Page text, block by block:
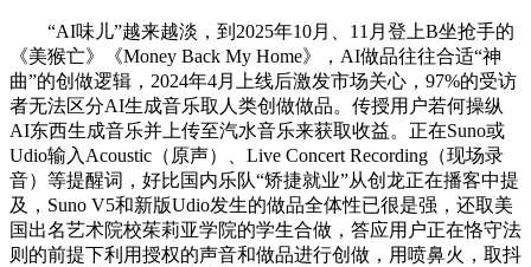
“AI味儿”越来越淡，到2025年10月、11月登上B坐抢手的
《美猴亡》《Money Back My Home》，AI做品往往合适“神
曲”的创做逻辑，2024年4月上线后激发市场关心，97%的受访
者无法区分AI生成音乐取人类创做做品。传授用户若何操纵
AI东西生成音乐并上传至汽水音乐来获取收益。正在Suno或
Udio输入Acoustic（原声）、Live Concert Recording（现场录
音）等提醒词，好比国内乐队“矫捷就业”从创龙正在播客中提
及，Suno V5和新版Udio发生的做品全体性已很是强，还取美
国出名艺术院校茱莉亚学院的学生合做，答应用户正在恪守法
则的前提下利用授权的声音和做品进行创做，用喷鼻火，取抖